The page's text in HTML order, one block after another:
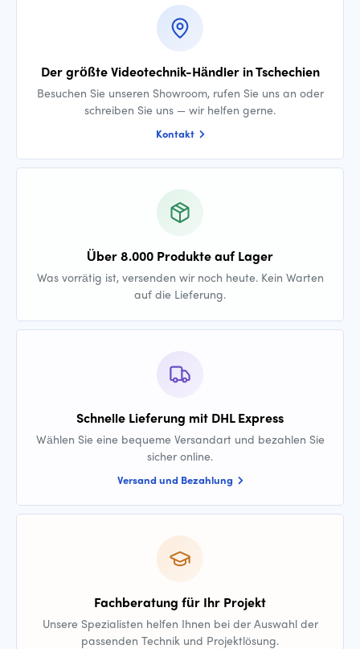
Der größte Videotechnik-Händler in Tschechien
Besuchen Sie unseren Showroom, rufen Sie uns an oder
schreiben Sie uns — wir helfen gerne.
Kontakt
Über 8.000 Produkte auf Lager
Was vorrätig ist, versenden wir noch heute. Kein Warten
auf die Lieferung.
Schnelle Lieferung mit DHL Express
Wählen Sie eine bequeme Versandart und bezahlen Sie
sicher online.
Versand und Bezahlung
Fachberatung für Ihr Projekt
Unsere Spezialisten helfen Ihnen bei der Auswahl der
passenden Technik und Projektlösung.